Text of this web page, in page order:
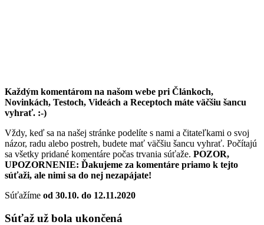
Každým komentárom na našom webe pri Článkoch,
Novinkách, Testoch, Videách a Receptoch máte väčšiu šancu
vyhrať. :-)
Vždy, keď sa na našej stránke podelíte s nami a čitateľkami o svoj
názor, radu alebo postreh, budete mať väčšiu šancu vyhrať. Počítajú
sa všetky pridané komentáre počas trvania súťaže. POZOR,
UPOZORNENIE: Ďakujeme za komentáre priamo k tejto
súťaži, ale nimi sa do nej nezapájate!
Súťažíme od 30.10. do 12.11.2020
Súťaž už bola ukončená